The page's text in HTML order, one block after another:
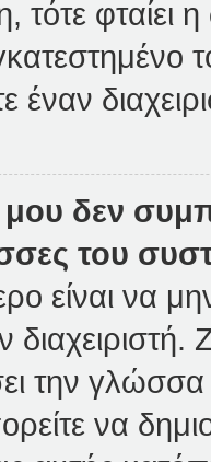
τότε φταίει
έναν
δεν
του
είναι να
την
να